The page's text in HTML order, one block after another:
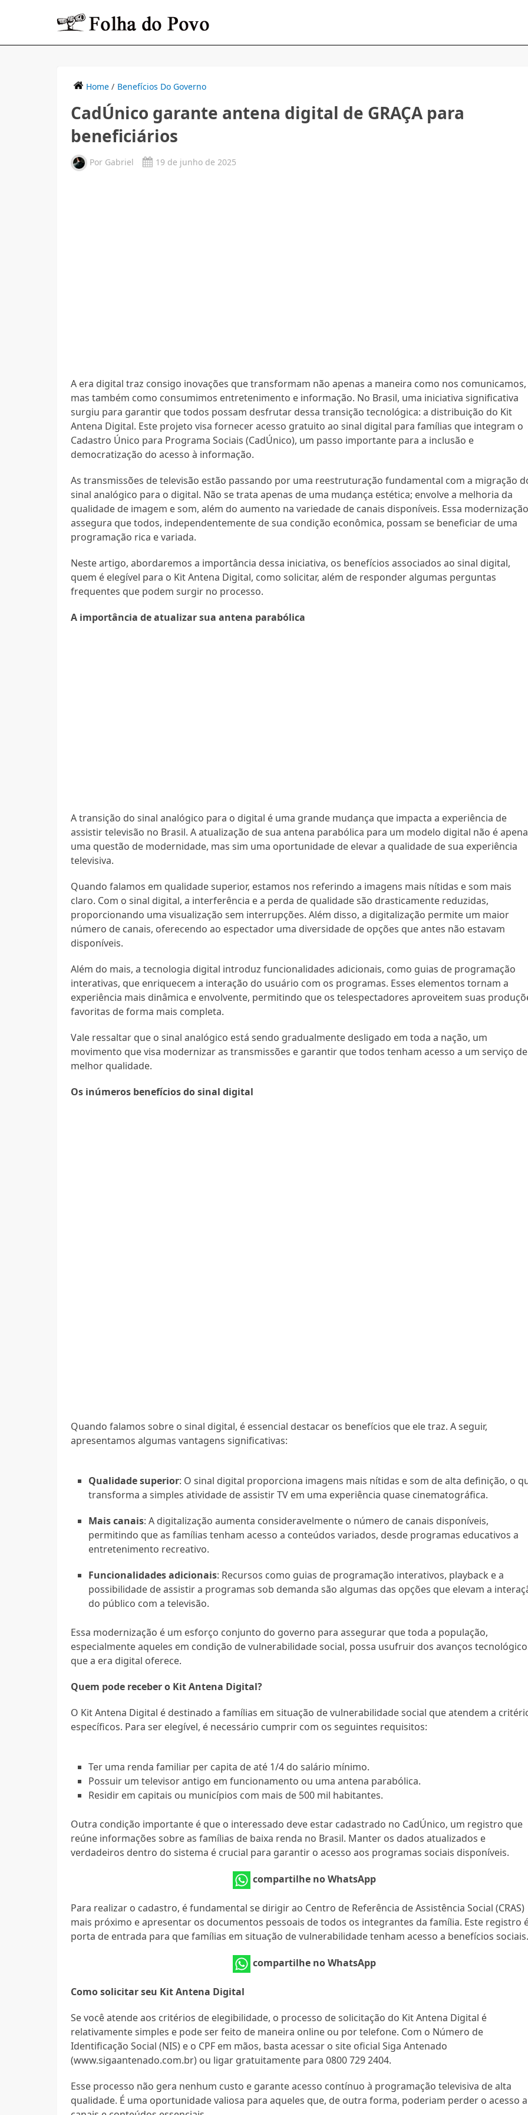
Home / Benefícios Do Governo
CadÚnico garante antena digital de GRAÇA para
beneficiários
Por Gabriel 19 de junho de 2025
A era digital traz consigo inovações que transformam não apenas a maneira como nos comunicamos,
mas também como consumimos entretenimento e informação. No Brasil, uma iniciativa significativa
surgiu para garantir que todos possam desfrutar dessa transição tecnológica: a distribuição do Kit
Antena Digital. Este projeto visa fornecer acesso gratuito ao sinal digital para famílias que integram o
Cadastro Único para Programa Sociais (CadÚnico), um passo importante para a inclusão e
democratização do acesso à informação.
As transmissões de televisão estão passando por uma reestruturação fundamental com a migração
sinal analógico para o digital. Não se trata apenas de uma mudança estética; envolve a melhoria da
qualidade de imagem e som, além do aumento na variedade de canais disponíveis. Essa
assegura que todos, independentemente de sua condição econômica, possam se beneficiar de uma
programação rica e variada.
Neste artigo, abordaremos a importância dessa iniciativa, os benefícios associados ao sinal digital,
quem é elegível para o Kit Antena Digital, como solicitar, além de responder algumas perguntas
frequentes que podem surgir no processo.
A importância de atualizar sua antena parabólica
A transição do sinal analógico para o digital é uma grande mudança que impacta a experiência de
assistir televisão no Brasil. A atualização de sua antena parabólica para um modelo digital não é
uma questão de modernidade, mas sim uma oportunidade de elevar a qualidade de sua experiência
televisiva.
Quando falamos em qualidade superior, estamos nos referindo a imagens mais nítidas e som mais
claro. Com o sinal digital, a interferência e a perda de qualidade são drasticamente reduzidas,
proporcionando uma visualização sem interrupções. Além disso, a digitalização permite um maior
número de canais, oferecendo ao espectador uma diversidade de opções que antes não estavam
disponíveis.
Além do mais, a tecnologia digital introduz funcionalidades adicionais, como guias de programação
interativas, que enriquecem a interação do usuário com os programas. Esses elementos tornam a
experiência mais dinâmica e envolvente, permitindo que os telespectadores aproveitem suas
favoritas de forma mais completa.
Vale ressaltar que o sinal analógico está sendo gradualmente desligado em toda a nação, um
movimento que visa modernizar as transmissões e garantir que todos tenham acesso a um serviço de
melhor qualidade.
Os inúmeros benefícios do sinal digital
Quando falamos sobre o sinal digital, é essencial destacar os benefícios que ele traz. A seguir,
apresentamos algumas vantagens significativas:
Qualidade superior: O sinal digital proporciona imagens mais nítidas e som de alta definição, o
transforma a simples atividade de assistir TV em uma experiência quase cinematográfica.
Mais canais: A digitalização aumenta consideravelmente o número de canais disponíveis,
permitindo que as famílias tenham acesso a conteúdos variados, desde programas educativos a
entretenimento recreativo.
Funcionalidades adicionais: Recursos como guias de programação interativos, playback e a
possibilidade de assistir a programas sob demanda são algumas das opções que elevam a
do público com a televisão.
Essa modernização é um esforço conjunto do governo para assegurar que toda a população,
especialmente aqueles em condição de vulnerabilidade social, possa usufruir dos avanços
que a era digital oferece.
Quem pode receber o Kit Antena Digital?
O Kit Antena Digital é destinado a famílias em situação de vulnerabilidade social que atendem a
específicos. Para ser elegível, é necessário cumprir com os seguintes requisitos:
Ter uma renda familiar per capita de até 1/4 do salário mínimo.
Possuir um televisor antigo em funcionamento ou uma antena parabólica.
Residir em capitais ou municípios com mais de 500 mil habitantes.
Outra condição importante é que o interessado deve estar cadastrado no CadÚnico, um registro que
reúne informações sobre as famílias de baixa renda no Brasil. Manter os dados atualizados e
verdadeiros dentro do sistema é crucial para garantir o acesso aos programas sociais disponíveis.
compartilhe no WhatsApp
Para realizar o cadastro, é fundamental se dirigir ao Centro de Referência de Assistência Social (CRAS)
mais próximo e apresentar os documentos pessoais de todos os integrantes da família. Este registro
porta de entrada para que famílias em situação de vulnerabilidade tenham acesso a benefícios
compartilhe no WhatsApp
Como solicitar seu Kit Antena Digital
Se você atende aos critérios de elegibilidade, o processo de solicitação do Kit Antena Digital é
relativamente simples e pode ser feito de maneira online ou por telefone. Com o Número de
Identificação Social (NIS) e o CPF em mãos, basta acessar o site oficial Siga Antenado
(www.sigaantenado.com.br) ou ligar gratuitamente para 0800 729 2404.
Esse processo não gera nenhum custo e garante acesso contínuo à programação televisiva de alta
qualidade. É uma oportunidade valiosa para aqueles que, de outra forma, poderiam perder o acesso a